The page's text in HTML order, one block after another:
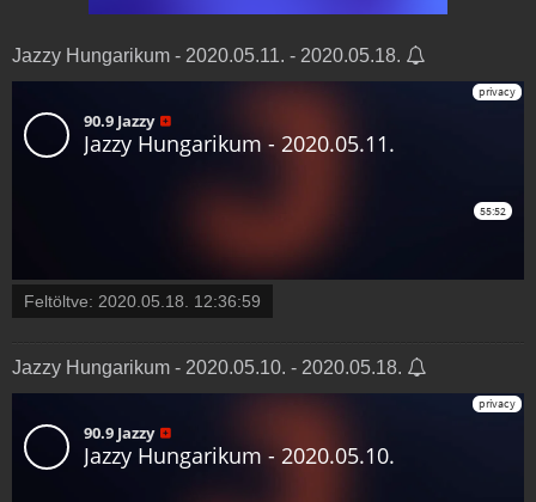
Jazzy Hungarikum - 2020.05.11. - 2020.05.18.
Feltöltve: 2020.05.18. 12:36:59
Jazzy Hungarikum - 2020.05.10. - 2020.05.18.